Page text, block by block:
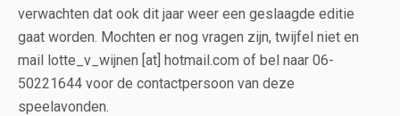
verwachten dat ook dit jaar weer een geslaagde editie
gaat worden. Mochten er nog vragen zijn, twijfel niet en
mail lotte_v_wijnen [at] hotmail.com of bel naar 06-
50221644 voor de contactpersoon van deze
speelavonden.